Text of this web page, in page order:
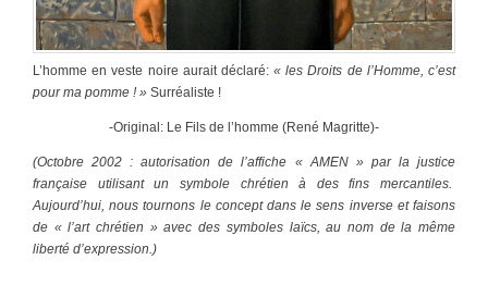
L’homme en veste noire aurait déclaré:« les Droits de l’Homme, c’est
pour ma pomme ! » Surréaliste !
-Original: Le Fils de l’homme (René Magritte)-
(Octobre 2002 : autorisation de l’affiche « AMEN » par la justice
française utilisant un symbole chrétien à des fins mercantiles.
Aujourd’hui, nous tournons le concept dans le sens inverse et faisons
de « l’art chrétien » avec des symboles laïcs, au nom de la même
liberté d’expression.)